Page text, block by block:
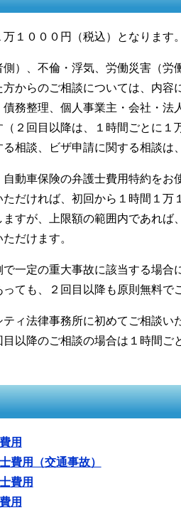
１０００円（税込）となります
）、不倫・浮気、労働災害（労
からのご相談については、内容
務整理、個人事業主・会社・法
２回目以降は、１時間ごとに１
る相談、ビザ申請に関する相談は
動車保険の弁護士費用特約をお
だければ、初回から１時間１万
すが、上限額の範囲内であれば
だけます。
一定の重大事故に該当する場合
ても、２回目以降も原則無料で
ィ法律事務所に初めてご相談い
目以降のご相談の場合は１時間ご
用
費用（交通事故）
費用
用